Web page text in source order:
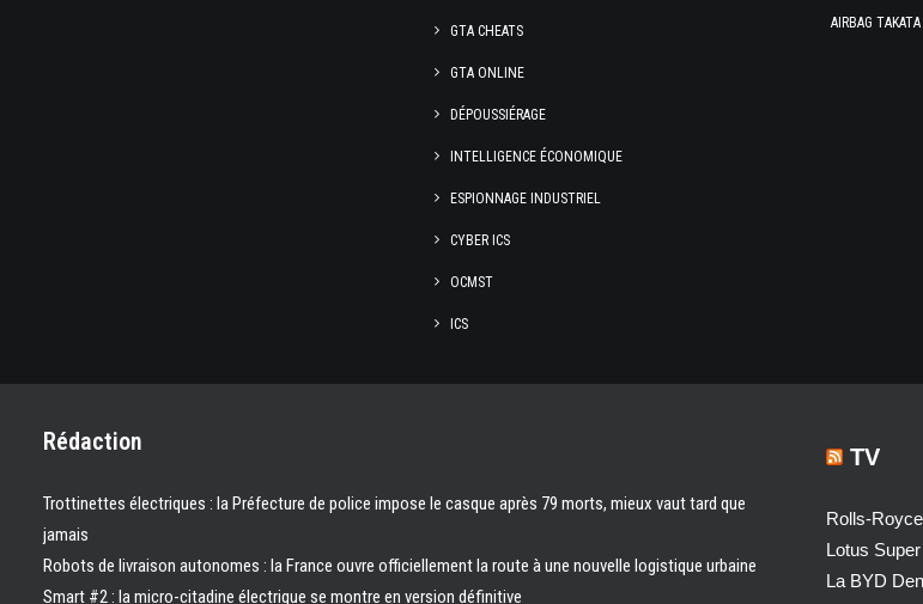
GTA CHEATS
GTA ONLINE
DÉPOUSSIÉRAGE
INTELLIGENCE ÉCONOMIQUE
ESPIONNAGE INDUSTRIEL
CYBER ICS
OCMST
ICS
AIRBAG TAKATA
Rédaction
Trottinettes électriques : la Préfecture de police impose le casque après 79 morts, mieux vaut tard que
jamais
Robots de livraison autonomes : la France ouvre officiellement la route à une nouvelle logistique urbaine
Smart #2 : la micro-citadine électrique se montre en version définitive
TV
Rolls-
Lotus
La BYD